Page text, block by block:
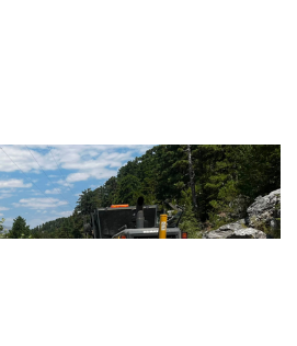
onarım v..